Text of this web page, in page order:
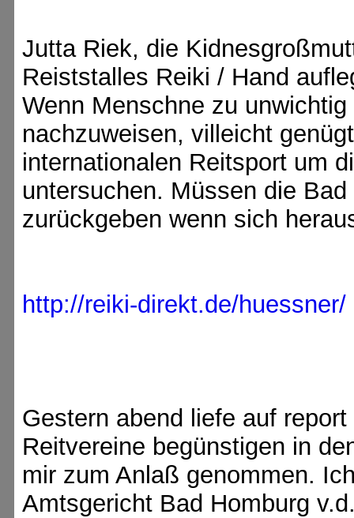
Jutta Riek, die
Reiststalles Reiki / Hand
Wenn Menschne zu
nachzuweisen, villeicht
internationalen Reitsport um
untersuchen. Müssen die
zurückgeben wenn sich
http://reiki-direkt.de/huessner/
Gestern abend liefe auf
Reitvereine begünstigen in
mir zum Anlaß genommen.
Amtsgericht Bad Homburg